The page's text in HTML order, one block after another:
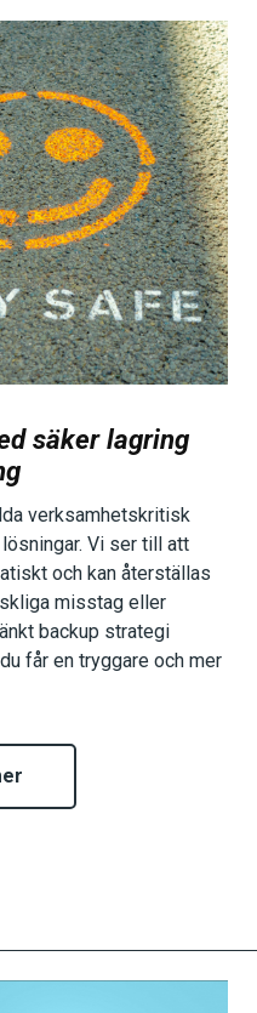
säker lagring
verksamhetskritisk
Vi ser till att
och kan återställas
misstag eller
backup strategi
får en tryggare och mer